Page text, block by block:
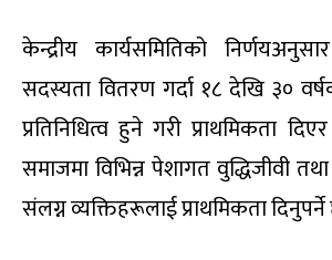
केन्द्रीय कार्यसमितिको
सदस्यता वितरण गर्दा १८ देखि ३०
प्रतिनिधित्व हुने गरी प्राथमिकता
समाजमा विभिन्न पेशागत वुद्धिजीवी
संलग्न व्यक्तिहरूलाई प्राथमिकता